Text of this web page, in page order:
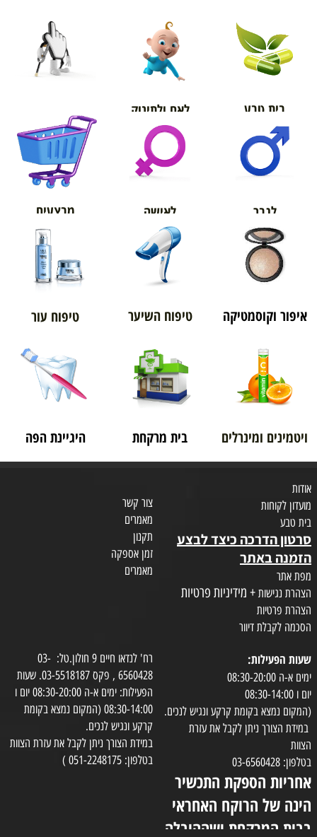
בית טבע לאם ולתינוק
אורטופדיה
לגבר לאישה מבצעים
איפור וקוסמטיקה טיפוח השיער טיפוח עור
ויטמינים ומינרלים בית מרקחת היגיינת הפה
אודות
מועדון לקוחות
בית טבע
סרטון הדרכה כיצד לבצע
הזמנה באתר
מפת אתר
הצהרת נגישות + מידיניות פרטיות
הצהרת פרטיות
הסכמה לקבלת דיוור
צור קשר
מאמרים
תקנון
זמן אספקה
מאמרים
שעות הפעילות:
ימים א-ה 08:30-20:00
יום ו 08:30-14:00
(המקום נמצא בקומת קרקע ונגיש לנכים.
במידת הצורך ניתן לקבל את עזרת
הצוות
בטלפון: 03-6560428
אחריות הספקת התכשיר
הינה של הרוקח האחראי
בבית המרקחת ושההובלה
רח' לנדאו חיים 9 חולון.טל: 03-
6560428 , פקס 03-5518187. שעות
הפעילות: ימים א-ה 08:30-20:00 יום ו
08:30-14:00 (המקום נמצא בקומת
קרקע ונגיש לנכים.
במידת הצורך ניתן לקבל את עזרת הצוות
בטלפון: 051-2248175 )